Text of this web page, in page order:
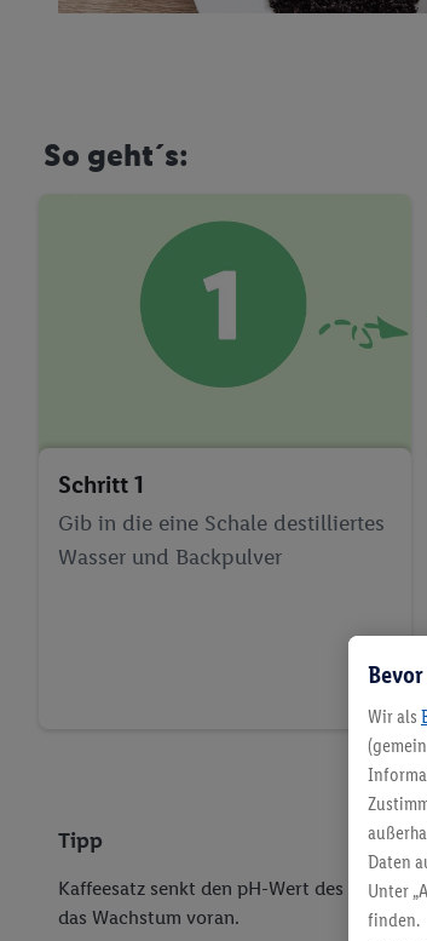
So geht´s:
Schritt 1
Gib in die eine Schale destilliertes
Wasser und Backpulver
Tipp
Kaffeesatz senkt den pH-Wert des
das Wachstum voran.
Wir als
Daten
Unter
finden.